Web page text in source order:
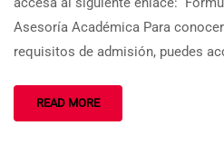
Asesoría Académica Para
requisitos de admisión, puedes
READ MORE